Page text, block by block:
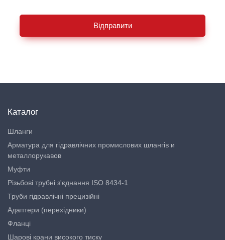
Відправити
Каталог
Шланги
Арматура для гідравлічних промислових шлангів и
металлорукавов
Муфти
Різьбові трубні з'єднання ISO 8434-1
Труби гідравлічні прецизійні
Адаптери (перехідники)
Фланці
Шарові крани високого тиску